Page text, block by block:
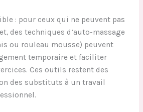
: pour ceux qui ne peuvent pas
des techniques d’auto-massage
ou rouleau mousse) peuvent
temporaire et faciliter
Ces outils restent des
des substituts à un travail